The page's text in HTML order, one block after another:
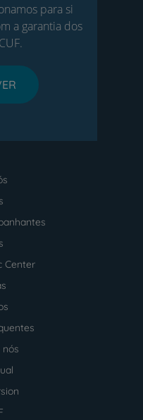
para si
a garantia dos
Center